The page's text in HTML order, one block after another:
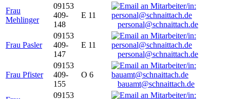
Frau
Mehlinger
09153
409-
148
E 11
personal@schnaittach.de
Frau Pasler
09153
409-
147
E 11
personal@schnaittach.de
Frau Pfister
09153
409-
155
O 6
bauamt@schnaittach.de
09153